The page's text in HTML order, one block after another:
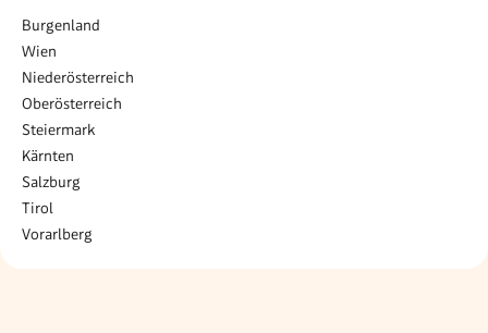
Burgenland
Wien
Niederösterreich
Oberösterreich
Steiermark
Kärnten
Salzburg
Tirol
Vorarlberg